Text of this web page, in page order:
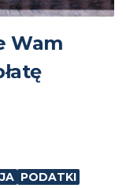
Wam
PODATKI